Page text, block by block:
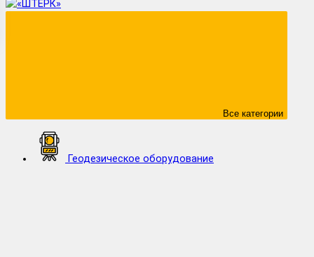
Все категории
Геодезическое оборудование